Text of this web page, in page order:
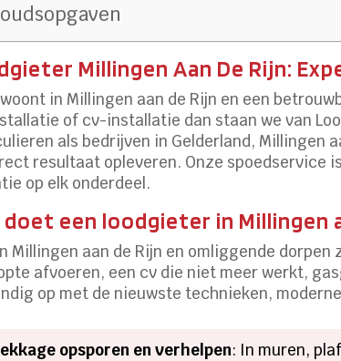
Millingen Aan De Rijn:
in Millingen aan de Rijn en een
of cv-installatie dan staan we van
als bedrijven in Gelderland, Millingen
resultaat opleveren. Onze spoedservice
op elk onderdeel.
een loodgieter in Millingen
Millingen aan de Rijn en omliggende
afvoeren, een cv die niet meer werkt,
op met de nieuwste technieken,
opsporen en verhelpen: In muren,